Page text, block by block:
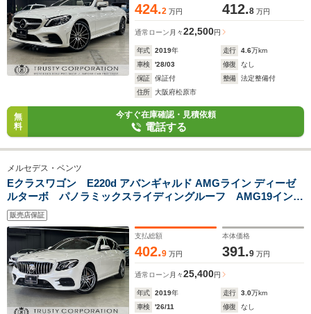
424.2 万円 412.8 万円
通常ローン 月々22,500円
年式 2019年 走行 4.6万km
車検
'28/03 修復
なし
保証
保証付 整備
法定整備付
住所
大阪府松原市
無
料
今すぐ在庫確認・見積依頼
電話する
メルセデス・ベンツ
Eクラスワゴン E220d アバンギャルド AMGライン ディーゼ
ルターボ パノラミックスライディングルーフ AMG19インチ
AW パナメリカーナ 3Dツィーター エアコンルーバーアン
ビエント 黒本革シート シートヒーター パワーシート パ
ワートランク
販売店保証
支払総額
402.9 万円
本体価格
391.9 万円
通常ローン 月々25,400円
年式 2019年 走行 3.0万km
車検
'26/11 修復 なし